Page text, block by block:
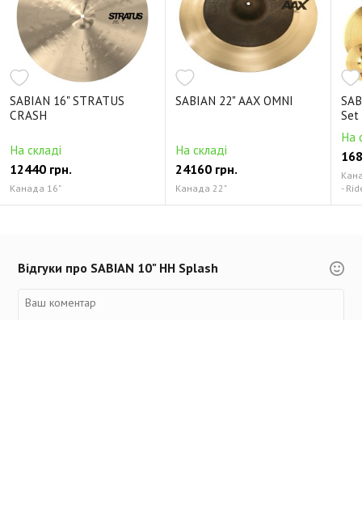
SABIAN 16" STRATUS
CRASH
На складі
12440 грн.
Канада 16"
SABIAN 22" AAX OMNI
На складі
24160 грн.
Канада 22"
Set
На
-
Відгуки про SABIAN 10" HH Splash